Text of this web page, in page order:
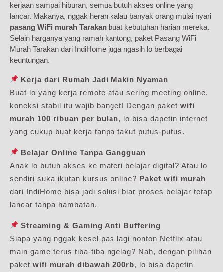
kerjaan sampai hiburan, semua butuh akses online yang
lancar. Makanya, nggak heran kalau banyak orang mulai nyari
pasang WiFi murah Tarakan buat kebutuhan harian mereka.
Selain harganya yang ramah kantong, paket Pasang WiFi
Murah Tarakan dari IndiHome juga ngasih lo berbagai
keuntungan.
Kerja dari Rumah Jadi Makin Nyaman
Buat lo yang kerja remote atau sering meeting online,
koneksi stabil itu wajib banget! Dengan paket wifi
murah 100 ribuan per bulan, lo bisa dapetin internet
yang cukup buat kerja tanpa takut putus-putus.
Belajar Online Tanpa Gangguan
Anak lo butuh akses ke materi belajar digital? Atau lo
sendiri suka ikutan kursus online? Paket wifi murah
dari IndiHome bisa jadi solusi biar proses belajar tetap
lancar tanpa hambatan.
Streaming & Gaming Anti Buffering
Siapa yang nggak kesel pas lagi nonton Netflix atau
main game terus tiba-tiba ngelag? Nah, dengan pilihan
paket wifi murah dibawah 200rb, lo bisa dapetin